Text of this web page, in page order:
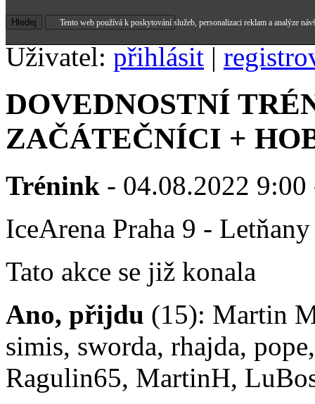
Uživatel: přihlásit |
DOVEDNOSTNÍ
ZAČÁTEČNÍCI +
Trénink - 04.08.2022 9:00
IceArena Praha 9 - Letňany
Tato akce se již konala
Ano, přijdu (15): Martin
simis, sworda, rhajda,
Ragulin65, MartinH,
Tento web používá k poskytování služeb, personalizaci reklam a analýze